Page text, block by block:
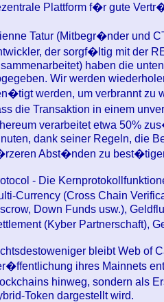
Plattform f�r gute
Tatur (Mitbegr�nder und
der sorgf�ltig mit der
haben die
Wir werden
werden, um verbrannt zu
die Transaktion in einem
verarbeitet etwa 50%
dank seiner Regeln, die
Abst�nden zu
- Die
Currency (Cross Chain
Down Funds usw.),
(Kyber Partnerschaft),
bleibt Web of
ihres Mainnets
hinweg, sondern als
Token dargestellt wird.